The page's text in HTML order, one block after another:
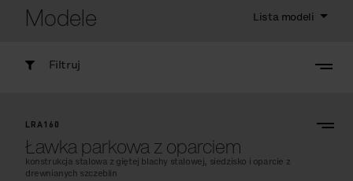
Modele Lista modeli
Filtruj
LRA160
Ławka parkowa z oparciem
konstrukcja stalowa z giętej blachy stalowej, siedzisko i oparcie z
drewnianych szczeblin